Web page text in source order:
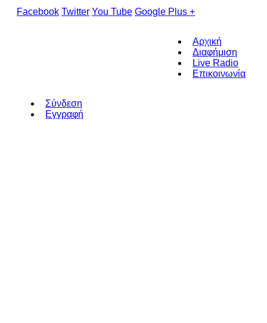
Facebook Twitter You Tube Google Plus +
Αρχική
Διαφήμιση
Live Radio
Επικοινωνία
Σύνδεση
Εγγραφή